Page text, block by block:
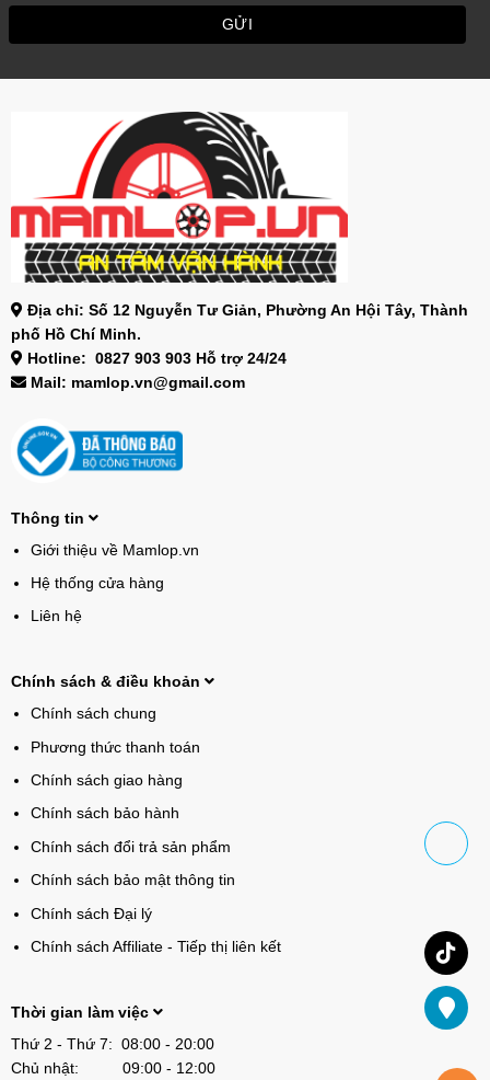
Địa chỉ: Số 12 Nguyễn Tư Giản, Phường An Hội Tây, Thành
phố Hồ Chí Minh.
Hotline: 0827 903 903 Hỗ trợ 24/24
Mail: mamlop.vn@gmail.com
Thông tin
Giới thiệu về Mamlop.vn
Hệ thống cửa hàng
Liên hệ
Chính sách & điều khoản
Chính sách chung
Phương thức thanh toán
Chính sách giao hàng
Chính sách bảo hành
Chính sách đổi trả sản phẩm
Chính sách bảo mật thông tin
Chính sách Đại lý
Chính sách Affiliate - Tiếp thị liên kết
Thời gian làm việc
Thứ 2 - Thứ 7: 08:00 - 20:00
Chủ nhật: 09:00 - 12:00